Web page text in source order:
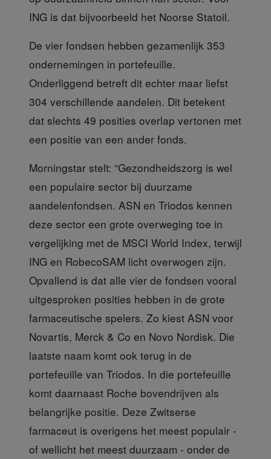
ING is dat bijvoorbeeld het Noorse Statoil.
De vier fondsen hebben gezamenlijk 353
ondernemingen in portefeuille.
Onderliggend betreft dit echter maar liefst
304 verschillende aandelen. Dit betekent
dat slechts 49 posities overlap vertonen met
een positie van een ander fonds.
Morningstar stelt: “Gezondheidszorg is wel
een populaire sector bij duurzame
aandelenfondsen. ASN en Triodos kennen
deze sector een grote overweging toe in
vergelijking met de MSCI World Index, terwijl
ING en RobecoSAM licht overwogen zijn.
Opvallend is dat alle vier de fondsen vooral
uitgesproken posities hebben in de grote
farmaceutische spelers. Zo kiest ASN voor
Novartis, Merck & Co en Novo Nordisk. Die
laatste naam komt ook terug in de
portefeuille van Triodos. In die portefeuille
komt daarnaast Roche bovendrijven als
belangrijke positie. Deze Zwitserse
farmaceut is overigens het meest populair -
of wellicht het meest duurzaam - onder de